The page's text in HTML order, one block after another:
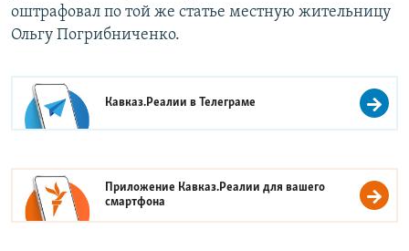
оштрафовал по той же статье местную жительницу
Ольгу Погрибниченко.
Кавказ.Реалии вТелеграме
Приложение Кавказ.Реалии для вашего
смартфона